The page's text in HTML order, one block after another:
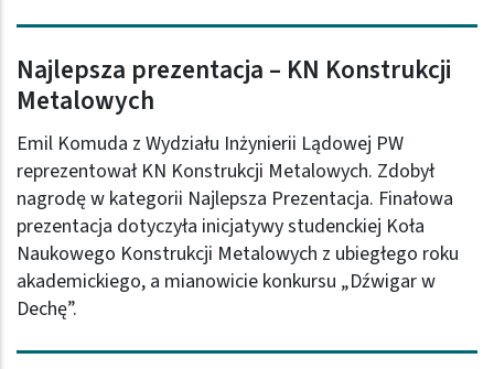
Najlepsza prezentacja – KN Konstrukcji
Metalowych
Emil Komuda z Wydziału Inżynierii Lądowej PW
reprezentował KN Konstrukcji Metalowych. Zdobył
nagrodę w kategorii Najlepsza Prezentacja. Finałowa
prezentacja dotyczyła inicjatywy studenckiej Koła
Naukowego Konstrukcji Metalowych z ubiegłego roku
akademickiego, a mianowicie konkursu „Dźwigar w
Dechę”.